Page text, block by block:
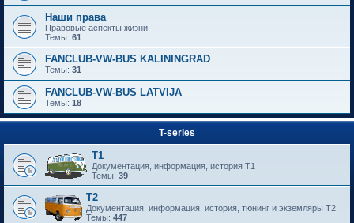
Наши права
Правовые аспекты жизни
Темы: 61
FANCLUB-VW-BUS KALININGRAD
Темы: 31
FANCLUB-VW-BUS LATVIJA
Темы: 18
T-series
T1
Документация, информация, история T1
Темы: 39
T2
Документация, информация, история, тюнинг и экземляры T2
Темы: 447